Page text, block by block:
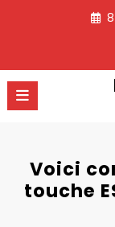
Voici
touche